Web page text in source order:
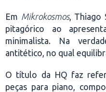
Em Mikrokosmos, Thiago
pitagórico ao
minimalista. Na
antitético, no qual
O título da HQ faz
peças para piano,